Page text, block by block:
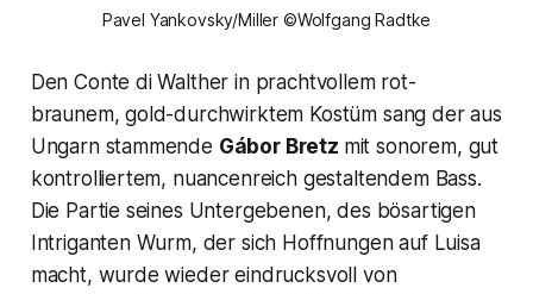
Pavel Yankovsky/Miller ©Wolfgang Radtke
Den Conte di Walther in prachtvollem rot-
braunem, gold-durchwirktem Kostüm sang der aus
Ungarn stammende Gábor Bretz mit sonorem, gut
kontrolliertem, nuancenreich gestaltendem Bass.
Die Partie seines Untergebenen, des bösartigen
Intriganten Wurm, der sich Hoffnungen auf Luisa
macht, wurde wieder eindrucksvoll von